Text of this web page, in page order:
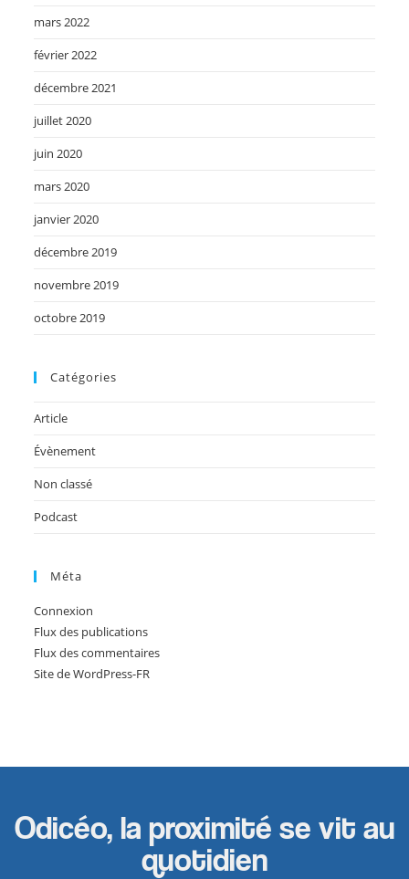
mars 2022
février 2022
décembre 2021
juillet 2020
juin 2020
mars 2020
janvier 2020
décembre 2019
novembre 2019
octobre 2019
Catégories
Article
Évènement
Non classé
Podcast
Méta
Connexion
Flux des publications
Flux des commentaires
Site de WordPress-FR
Odicéo, la proximité se vit au
quotidien